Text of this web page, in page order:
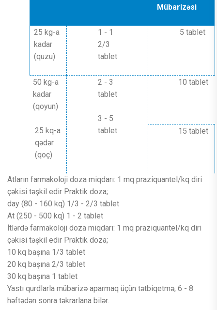
Mübarizəsi
25 kg-a
kadar
(quzu)
1 - 1
2/3
tablet
5 tablet
50 kg-a
kadar
(qoyun)
25 kq-a
qədər
(qoç)
2 - 3
tablet
3 - 5
tablet
10 tablet
15 tablet
Atların farmakoloji doza miqdarı: 1 mq praziquantel/kq diri
çəkisi təşkil edir Praktik doza;
day (80 - 160 kq) 1/3 - 2/3 tablet
At (250 - 500 kq) 1 - 2 tablet
İtlərdə farmakoloji doza miqdarı: 1 mq praziquantel/kq diri
çəkisi təşkil edir Praktik doza;
10 kq başına 1/3 tablet
20 kq başına 2/3 tablet
30 kq başına 1 tablet
Yastı qurdlarla mübarizə aparmaq üçün tətbiqetmə, 6 - 8
həftədən sonra təkrarlana bilər.